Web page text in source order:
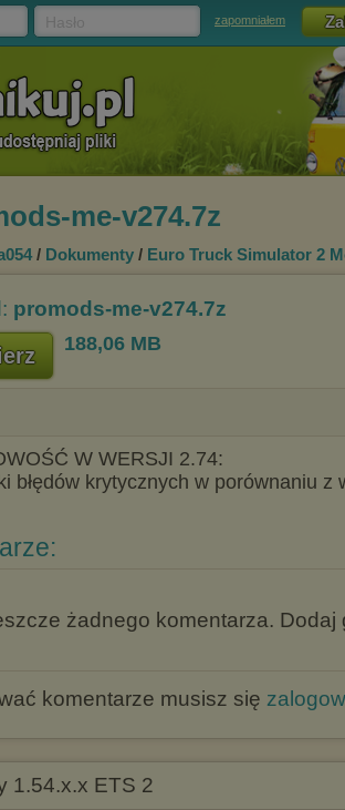
zapomniałem
me-v274.7z
/ Dokumenty / Euro Truck Simulator 2
promods-me-v274.7z
188,06 MB
W WERSJI 2.74:
błędów krytycznych w porównaniu z
żadnego komentarza. Dodaj
komentarze musisz się
1.54.x.x ETS 2